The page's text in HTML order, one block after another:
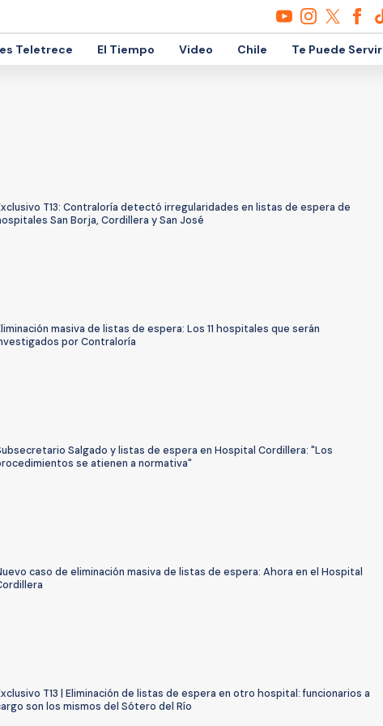
Teletrece El Tiempo Video Chile Te Puede Servir
T13: Contraloría detectó irregularidades en listas de espera de
San Borja, Cordillera y San José
masiva de listas de espera: Los 11 hospitales que serán
por Contraloría
Salgado y listas de espera en Hospital Cordillera: "Los
se atienen a normativa"
caso de eliminación masiva de listas de espera: Ahora en el Hospital
T13 | Eliminación de listas de espera en otro hospital: funcionarios a
son los mismos del Sótero del Río